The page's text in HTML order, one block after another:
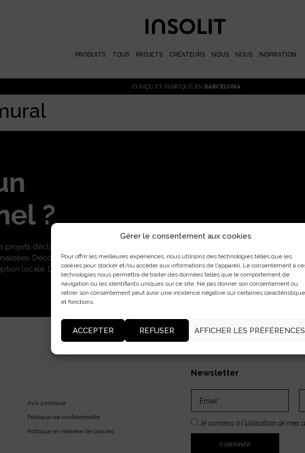
Gérer le consentement aux cookies
Pour offrir les meilleures expériences, nous utilisons des technologies telles que les
cookies pour stocker et/ou accéder aux informations de l'appareil. Le consentement à
technologies nous permettra de traiter des données telles que le comportement de
navigation ou les identifiants uniques sur ce site. Ne pas donner son consentement ou
retirer son consentement peut avoir une incidence négative sur certaines
et fonctions.
ACCEPTER REFUSER AFFICHER LES PRÉFÉRENCES
PRODUITS TOUS PROJETS CRÉATEURS NOUS NOUS INSPIRATION
CONÇU ET FABRIQUÉ EN BARCELONA
?
d’éclairage. Rejoignez-nous pour un
Découvrez comment sublimer vos
locale. Découvrez-les dès maintenant!
Avis juridique
Politique de confidentialité
Politique en matière de cookies
Newsletter
Je consens à l'utilisation de mes
S'ABONNER